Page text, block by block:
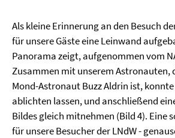
Als kleine Erinnerung an den Besuch
für unsere Gäste eine Leinwand
Panorama zeigt, aufgenommen vom
Zusammen mit unserem Astronauten,
Mond-Astronaut Buzz Aldrin ist,
ablichten lassen, und anschließend
Bildes gleich mitnehmen (Bild 4). Eine
für unsere Besucher der LNdW -